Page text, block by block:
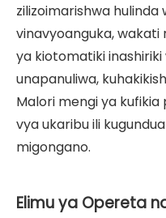
zilizoimarishwa
vinavyoanguka, wakati
ya kiotomatiki
unapanuliwa,
Malori mengi ya
vya ukaribu ili
migongano.
Elimu ya Opereta